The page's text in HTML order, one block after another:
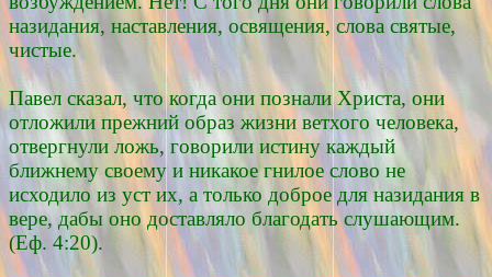
назидания, наставления, освящения, слова святые,
чистые.
Павел сказал, что когда они познали Христа, они
отложили прежний образ жизни ветхого человека,
отвергнули ложь, говорили истину каждый
ближнему своему и никакое гнилое слово не
исходило из уст их, а только доброе для назидания в
вере, дабы оно доставляло благодать слушающим.
(Еф. 4:20).